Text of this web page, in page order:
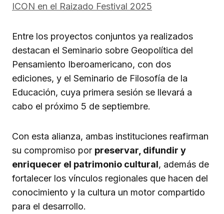
ICON en el Raizado Festival 2025
Entre los proyectos conjuntos ya realizados
destacan el Seminario sobre Geopolítica del
Pensamiento Iberoamericano, con dos
ediciones, y el Seminario de Filosofía de la
Educación, cuya primera sesión se llevará a
cabo el próximo 5 de septiembre.
Con esta alianza, ambas instituciones reafirman
su compromiso por preservar, difundir y
enriquecer el patrimonio cultural, además de
fortalecer los vínculos regionales que hacen del
conocimiento y la cultura un motor compartido
para el desarrollo.